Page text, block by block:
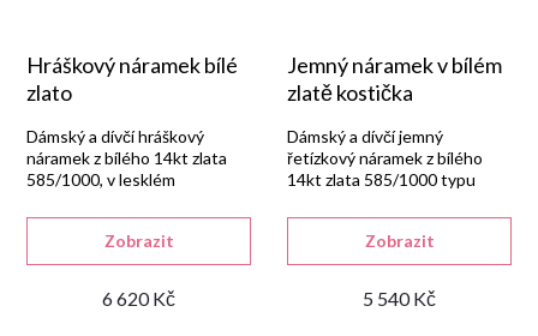
Hráškový náramek bílé
zlato
6 620 Kč
Zobrazit
Dámský a dívčí hráškový
náramek z bílého 14kt zlata
585/1000, v lesklém
pérový kroužek.
Jemný náramek v bílém
zlatě kostička
5 540 Kč
Zobrazit
Dámský a dívčí jemný
řetízkový náramek z bílého
14kt zlata 585/1000 typu
se zapínáním na pérový